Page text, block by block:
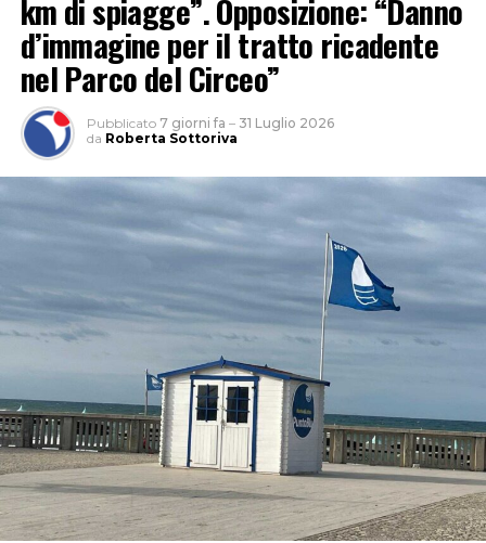
«Con questo provvedimento la Provincia interviene in
maniera concreta per risolvere una criticità che
interessa un’area di grande valore ambientale e
strategico per il nostro territorio. La tutela
dell’ambiente, la sicurezza della navigazione e la
valorizzazione delle nostre risorse naturali
rappresentano priorità che guidano costantemente
l’azione dell’Amministrazione provinciale», sottolinea il
Presidente della Provincia. Soddisfazione viene espressa
anche dal consigliere provinciale Nicolò Graziano, che
km di spiagge”. Opposizione: “Danno
d’immagine per il tratto ricadente
nel Parco del Circeo”
Pubblicato 7 giorni fa – 31 Luglio 2026
da Roberta Sottoriva